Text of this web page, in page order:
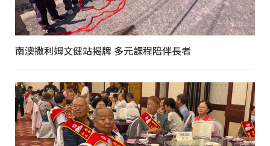
南澳撒利姆文健站揭牌 多元課程陪伴長者